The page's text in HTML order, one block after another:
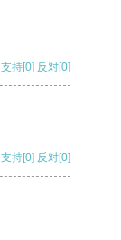
支持[0] 反对[0]
支持[0] 反对[0]